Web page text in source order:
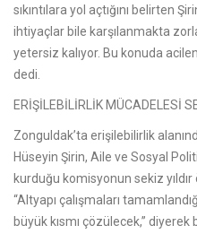
sıkıntılara yol açtığını belirten
ihtiyaçlar bile karşılanmakta
yetersiz kalıyor. Bu konuda
dedi.
ERİŞİLEBİLİRLİK MÜCADELESİ
Zonguldak’ta erişilebilirlik
Hüseyin Şirin, Aile ve Sosyal
kurduğu komisyonun sekiz yıldır
“Altyapı çalışmaları
büyük kısmı çözülecek,” diyerek